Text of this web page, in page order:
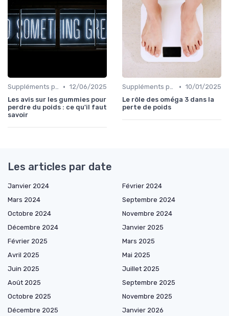
Suppléments pour la perte de poids • 12/06/2025
Les avis sur les gummies pour
perdre du poids : ce qu'il faut
savoir
Suppléments pour la perte de poids • 10/01/2025
Le rôle des oméga 3 dans la
perte de poids
Les articles par date
Janvier 2024
Février 2024
Mars 2024
Septembre 2024
Octobre 2024
Novembre 2024
Décembre 2024
Janvier 2025
Février 2025
Mars 2025
Avril 2025
Mai 2025
Juin 2025
Juillet 2025
Août 2025
Septembre 2025
Octobre 2025
Novembre 2025
Décembre 2025
Janvier 2026